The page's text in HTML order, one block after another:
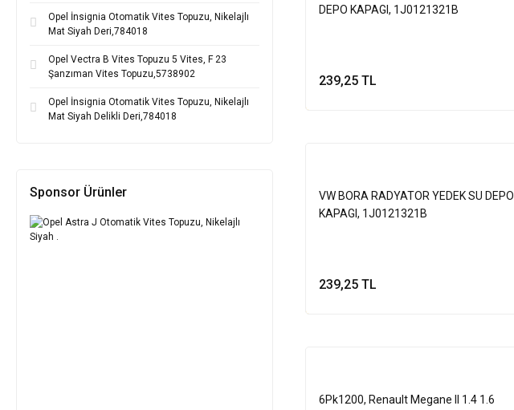
Opel İnsignia Otomatik Vites Topuzu, Nikelajlı
Mat Siyah Deri,784018
Opel Vectra B Vites Topuzu 5 Vites, F 23
Şanzıman Vites Topuzu,5738902
Opel İnsignia Otomatik Vites Topuzu, Nikelajlı
Mat Siyah Delikli Deri,784018
Sponsor Ürünler
DEPO KAPAGI, 1J0121321B
239,25 TL
VW BORA RADYATOR YEDEK SU DEPO
KAPAGI, 1J0121321B
239,25 TL
6Pk1200, Renault Megane II 1.4 1.6